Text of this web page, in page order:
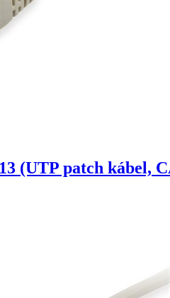
(UTP patch kábel,